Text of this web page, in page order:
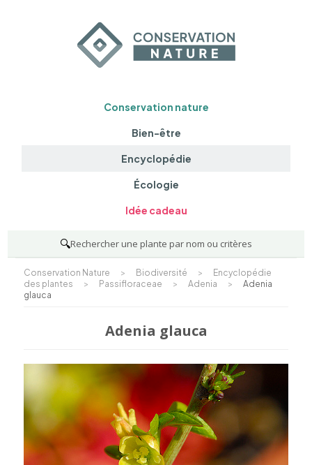
Conservation nature
Bien-être
Encyclopédie
Écologie
Idée cadeau
🔍Rechercher une plante par nom ou critères
Conservation Nature > Biodiversité >
Encyclopédie
des plantes
> Passifloraceae > Adenia >
Adenia
glauca
Adenia glauca